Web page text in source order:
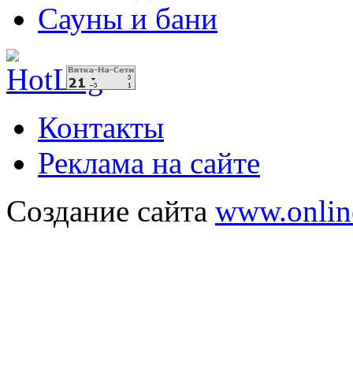
Сауны и бани
Контакты
Реклама на сайте
Создание сайта